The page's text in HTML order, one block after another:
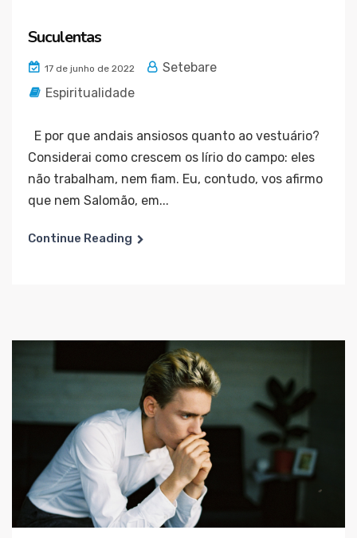
Suculentas
17 de junho de 2022
Setebare
Espiritualidade
E por que andais ansiosos quanto ao vestuário?
Considerai como crescem os lírio do campo: eles
não trabalham, nem fiam. Eu, contudo, vos afirmo
que nem Salomão, em...
Continue Reading